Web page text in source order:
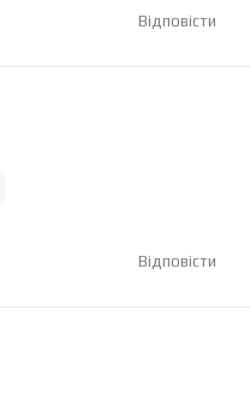
Відповісти
Відповісти